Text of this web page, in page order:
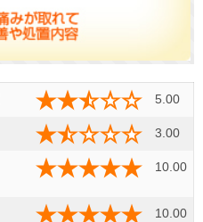
5.00
3.00
10.00
10.00